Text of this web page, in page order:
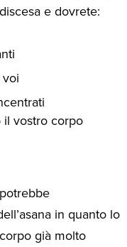
e dovrete:
il vostro corpo
in quanto lo
già molto